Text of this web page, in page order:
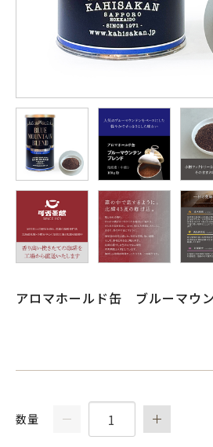
アロマホールド缶 ブルーマウ
数量